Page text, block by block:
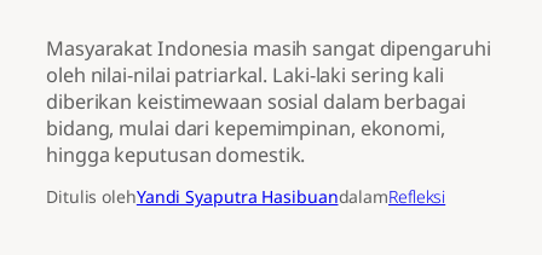
Masyarakat Indonesia masih sangat dipengaruhi
oleh nilai-nilai patriarkal. Laki-laki sering kali
diberikan keistimewaan sosial dalam berbagai
bidang, mulai dari kepemimpinan, ekonomi,
hingga keputusan domestik.
Ditulis olehYandi Syaputra HasibuandalamRefleksi